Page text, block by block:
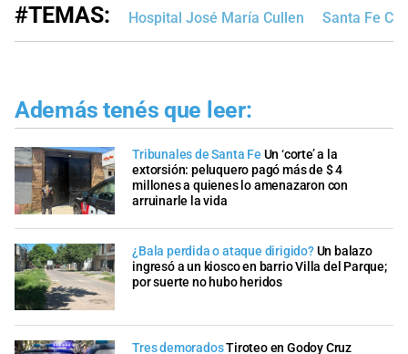
#TEMAS: Hospital José María Cullen Santa Fe
Además tenés que leer:
Tribunales de Santa Fe Un ‘corte’ a la
extorsión: peluquero pagó más de $ 4
millones a quienes lo amenazaron con
arruinarle la vida
¿Bala perdida o ataque dirigido?Un balazo
ingresó a un kiosco en barrio Villa del Parque;
por suerte no hubo heridos
Tres demoradosTiroteo en Godoy Cruz